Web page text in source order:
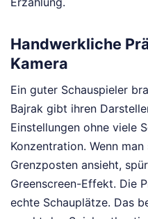
Handwerkliche
Kamera
Ein guter Schauspieler
Bajrak gibt ihren
Einstellungen ohne viele
Konzentration. Wenn
Grenzposten ansieht,
Greenscreen-Effekt. Die
echte Schauplätze. Das